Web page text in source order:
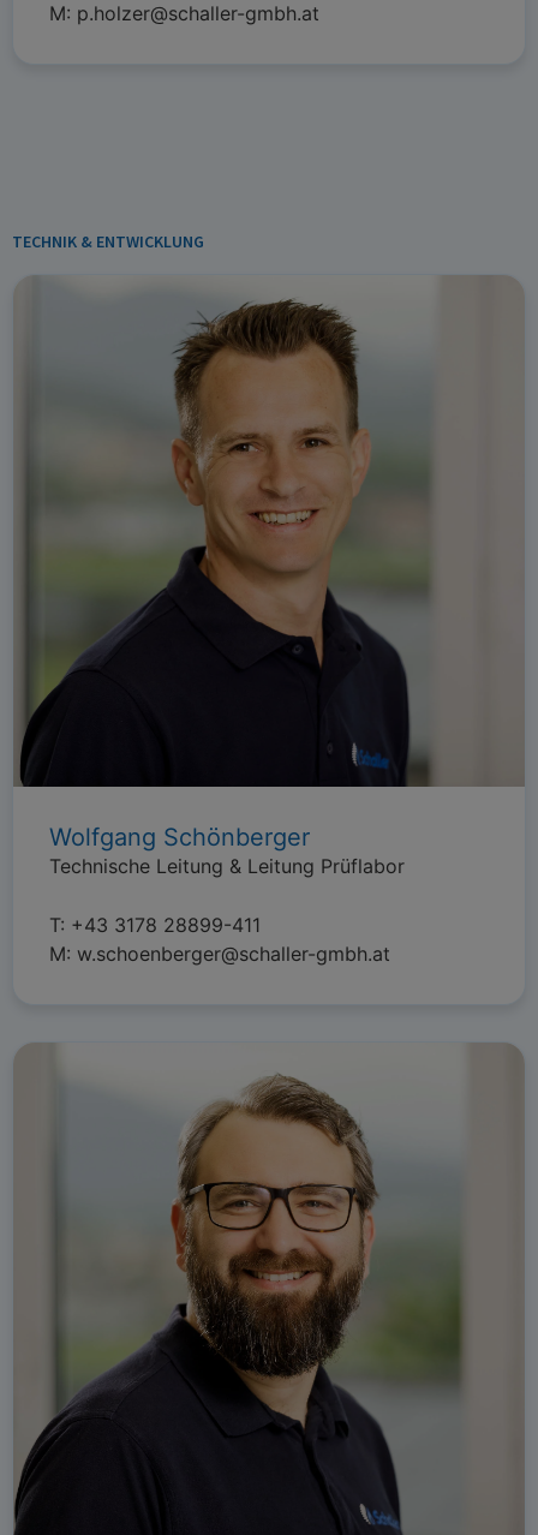
M: p.holzer@schaller-gmbh.at
TECHNIK & ENTWICKLUNG
Wolfgang Schönberger
Technische Leitung & Leitung Prüflabor
T: +43 3178 28899-411
M: w.schoenberger@schaller-gmbh.at